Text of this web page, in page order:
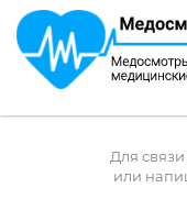
Для связи
или